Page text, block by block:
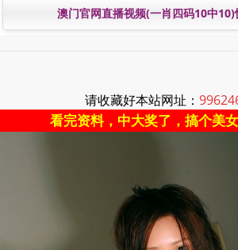
澳门官网直播视频(一肖四码10中
请收藏好本站网址：
看完资料，中大奖了，搞个美